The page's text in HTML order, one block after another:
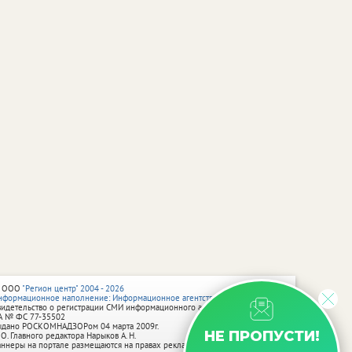
НЕ ПРОПУСТИ!
"Регион центр" 2004 - 2026
наполнение: Информационное агентство vRossii.ru
о регистрации СМИ информационного агентства vRossii.ru
№ ФС 77‑35502
РОСКОМНАДЗОРом 04 марта 2009г.
Главного редактора Нарыков А. Н.
на портале размещаются на правах рекламы.